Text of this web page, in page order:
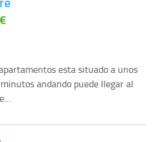
esta situado a unos
andando puede llegar al